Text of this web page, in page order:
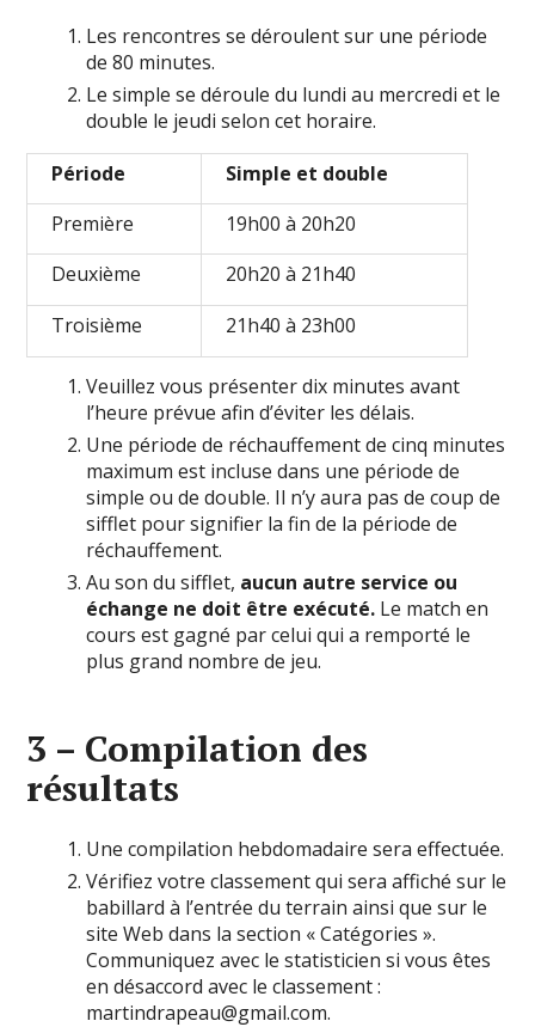
Les rencontres se déroulent sur une période
de 80 minutes.
Le simple se déroule du lundi au mercredi et le
double le jeudi selon cet horaire.
Période
Simple et double
Première
19h00 à 20h20
Deuxième
20h20 à 21h40
Troisième
21h40 à 23h00
Veuillez vous présenter dix minutes avant
l’heure prévue afin d’éviter les délais.
Une période de réchauffement de cinq minutes
maximum est incluse dans une période de
simple ou de double. Il n’y aura pas de coup de
sifflet pour signifier la fin de la période de
réchauffement.
Au son du sifflet, aucun autre service ou
échange ne doit être exécuté. Le match en
cours est gagné par celui qui a remporté le
plus grand nombre de jeu.
3 – Compilation des
résultats
Une compilation hebdomadaire sera effectuée.
Vérifiez votre classement qui sera affiché sur le
babillard à l’entrée du terrain ainsi que sur le
site Web dans la section « Catégories ».
Communiquez avec le statisticien si vous êtes
en désaccord avec le classement :
martindrapeau@gmail.com.